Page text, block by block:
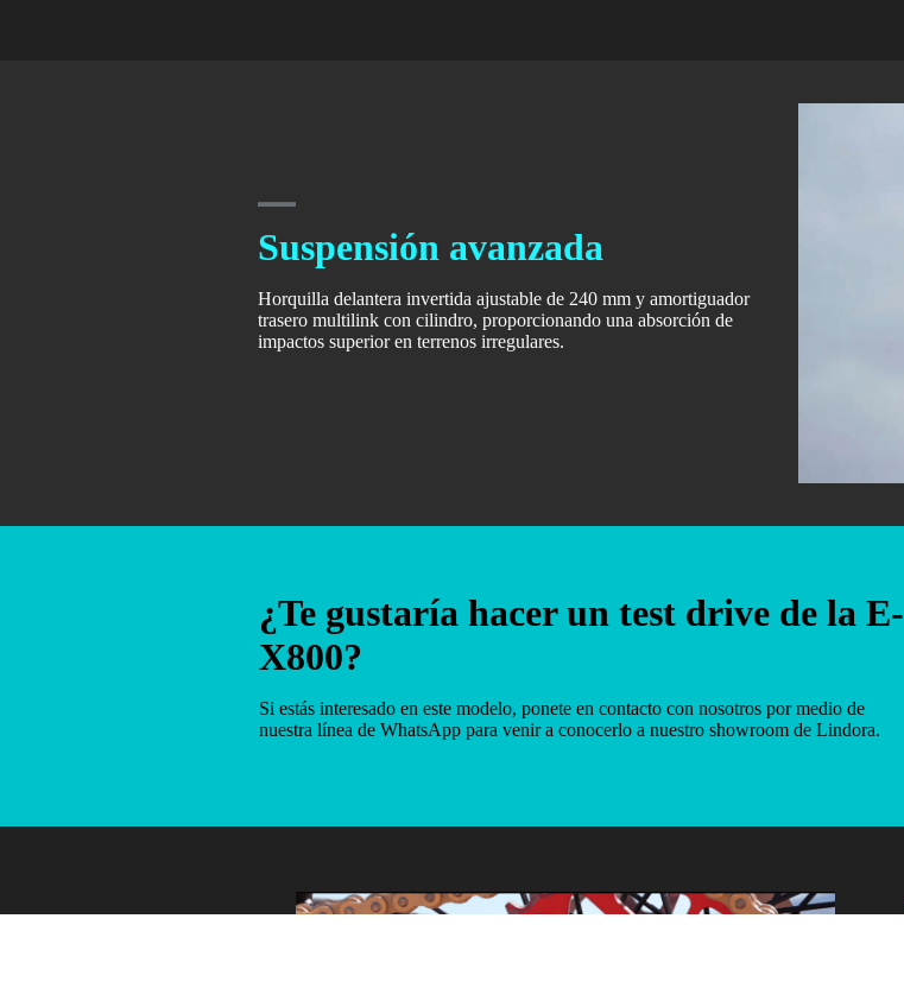
Suspensión avanzada
Horquilla delantera invertida ajustable de 240 mm y amortiguador
trasero multilink con cilindro, proporcionando una absorción de
impactos superior en terrenos irregulares.
¿Te gustaría hacer un test drive de la E-
X800?
Si estás interesado en este modelo, ponete en contacto con nosotros por medio de
nuestra línea de WhatsApp para venir a conocerlo a nuestro showroom de Lindora.